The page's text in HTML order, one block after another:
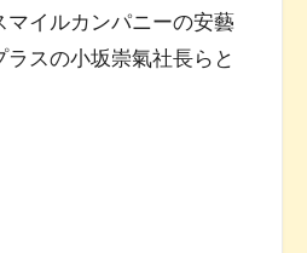
マイルカンパニーの安藝
スの小坂崇氣社長らと